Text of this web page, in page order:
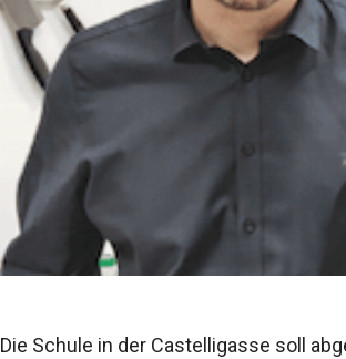
Die Schule in der Castelligasse soll